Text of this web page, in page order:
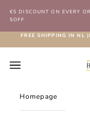
€5 DISCOUNT ON EVERY
5OFF
FREE SHIPPING IN NL
Navigatiemenu openen
Homepage